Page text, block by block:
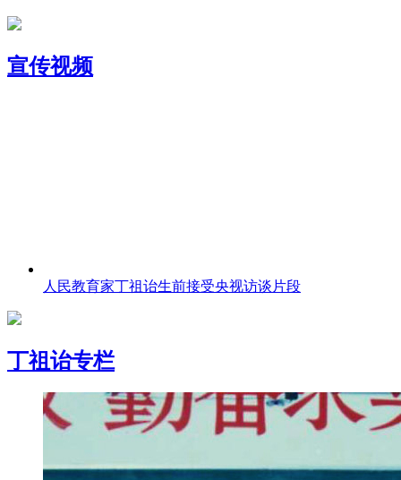
宣传视频
人民教育家丁祖诒生前接受央视访谈片段
丁祖诒专栏